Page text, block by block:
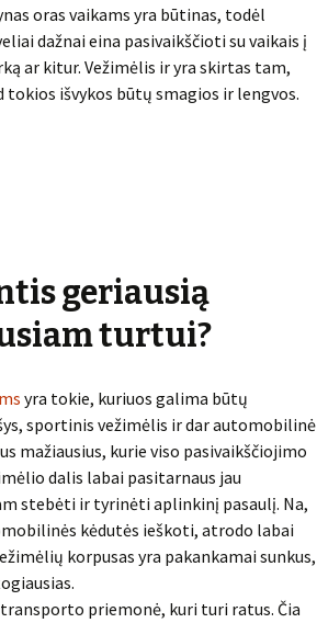
oras vaikams yra būtinas, todėl
dažnai eina pasivaikščioti su vaikais į
ar kitur. Vežimėlis ir yra skirtas tam,
tokios išvykos būtų smagios ir lengvos.
geriausią
turtui?
yra tokie, kuriuos galima būtų
sportinis vežimėlis ir dar automobilinė
mažiausius, kurie viso pasivaikščiojimo
dalis labai pasitarnaus jau
stebėti ir tyrinėti aplinkinį pasaulį. Na,
kėdutės ieškoti, atrodo labai
korpusas yra pakankamai sunkus,
priemonė, kuri turi ratus. Čia